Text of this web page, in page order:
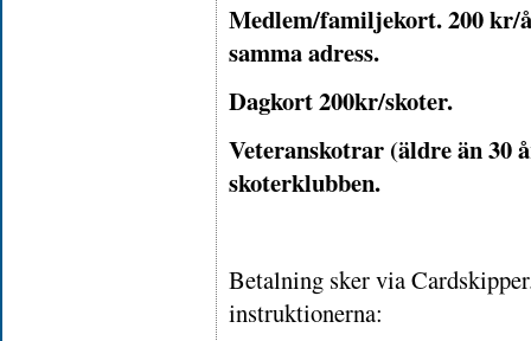
Medlem/familjekort. 200 kr/
samma adress.
Dagkort 200kr/skoter.
Veteranskotrar (äldre än 30
skoterklubben.
Betalning sker via
instruktionerna: